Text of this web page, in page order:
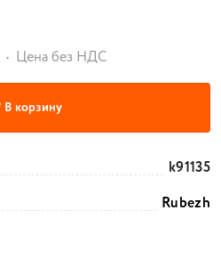
Цена без НДС
В корзину
k91135
Rubezh